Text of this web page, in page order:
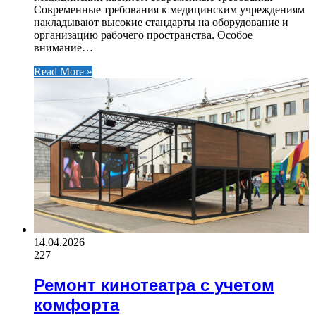
Современные требования к медицинским учреждениям
накладывают высокие стандарты на оборудование и
организацию рабочего пространства. Особое
внимание…
Read More »
14.04.2026
227
Ремонт кинотеатра с учетом
комфорта